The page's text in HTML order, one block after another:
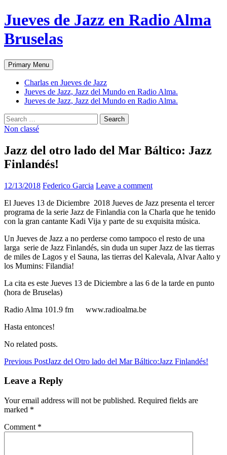
Skip
to
content
Jueves de Jazz en Radio Alma
Bruselas
Search
Primary Menu
Charlas en Jueves de Jazz
Jueves de Jazz, Jazz del Mundo en Radio Alma.
Jueves de Jazz, Jazz del Mundo en Radio Alma.
Search
for:
Non classé
Jazz del otro lado del Mar Báltico: Jazz
Finlandés!
12/13/2018 Federico Garcia Leave a comment
El Jueves 13 de Diciembre 2018 Jueves de Jazz presenta el tercer
programa de la serie Jazz de Finlandia con la Charla que he tenido
con la gran cantante Kadi Vija y parte de su exquisita música.
Un Jueves de Jazz a no perderse como tampoco el resto de una
larga serie de Jazz Finlandés, sin duda un super Jazz de las tierras
de miles de Lagos y el Sauna, las tierras del Kalevala, Alvar Aalto y
los Mumins: Filandia!
La cita es este Jueves 13 de Diciembre a las 6 de la tarde en punto
(hora de Bruselas)
Radio Alma 101.9 fm www.radioalma.be
Hasta entonces!
No related posts.
Post
navigation
Previous PostJazz del Otro lado del Mar Báltico:Jazz Finlandés!
Leave a Reply
Your email address will not be published. Required fields are
marked *
Comment *